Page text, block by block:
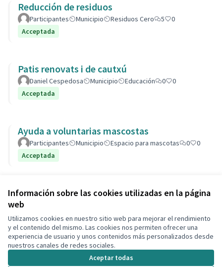
Información sobre las cookies utilizadas en la página
web
Utilizamos cookies en nuestro sitio web para mejorar el rendimiento
y el contenido del mismo. Las cookies nos permiten ofrecer una
experiencia de usuario y unos contenidos más personalizados desde
nuestros canales de redes sociales.
Aceptar todas
Reducción de residuos
Participantes Municipio Residuos Cero 5
0
Acceptada
Patis renovats i de cautxú
Daniel Cespedosa Municipio Educación 0
0
Acceptada
Ayuda a voluntarias mascostas
Participantes Municipio Espacio para mascotas 0
0
Acceptada
Ver todas las propuestas retiradas
Términos y condiciones de uso
Configuración de cookies
Decidim Calafell en X
(Enlace externo)
Decidim Calafell en Facebook
Decidim Calafell en YouTube
Decidim Calafell en GitHub
(Enlace externo)